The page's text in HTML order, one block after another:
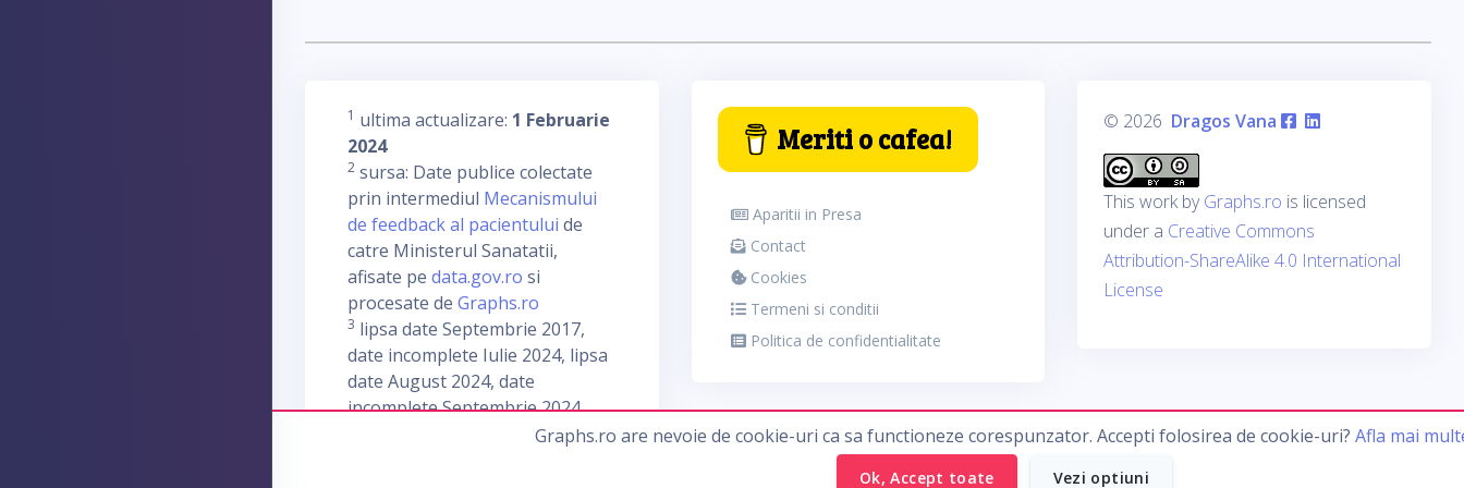
Graphs.ro are nevoie de cookie-uri ca sa functioneze corespunzator. Accepti folosirea de cookie-uri? Afla mai
Ok, Accept toate Vezi optiuni
1 ultima actualizare: 1 Februarie
2024
2 sursa: Date publice colectate
prin intermediul Mecanismului
de feedback al pacientului de
catre Ministerul Sanatatii,
afisate pe data.gov.ro si
procesate de Graphs.ro
3 lipsa date Septembrie 2017,
date incomplete Iulie 2024, lipsa
date August 2024, date
incomplete Septembrie 2024
Meriti o cafea!
Aparitii in Presa
Contact
Cookies
Termeni si conditii
Politica de confidentialitate
© 2026 Dragos Vana
This work byGraphs.ro is licensed
under a Creative Commons
Attribution-ShareAlike 4.0 International
License